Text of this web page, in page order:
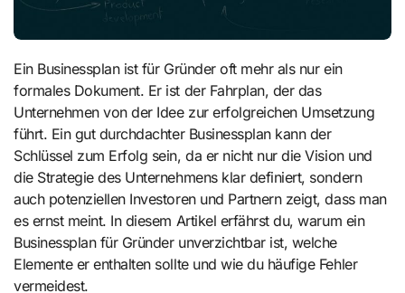
Ein Businessplan ist für Gründer oft mehr als nur ein
formales Dokument. Er ist der Fahrplan, der das
Unternehmen von der Idee zur erfolgreichen Umsetzung
führt. Ein gut durchdachter Businessplan kann der
Schlüssel zum Erfolg sein, da er nicht nur die Vision und
die Strategie des Unternehmens klar definiert, sondern
auch potenziellen Investoren und Partnern zeigt, dass man
es ernst meint. In diesem Artikel erfährst du, warum ein
Businessplan für Gründer unverzichtbar ist, welche
Elemente er enthalten sollte und wie du häufige Fehler
vermeidest.